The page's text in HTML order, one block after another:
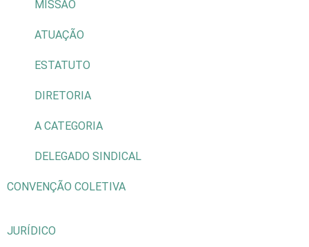
MISSÃO
ATUAÇÃO
ESTATUTO
DIRETORIA
A CATEGORIA
DELEGADO SINDICAL
CONVENÇÃO COLETIVA
JURÍDICO